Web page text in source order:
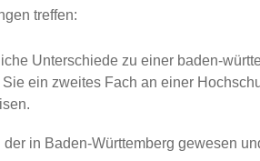
treffen:
Unterschiede zu einer baden-
ein zweites Fach an einer
in Baden-Württemberg gewesen